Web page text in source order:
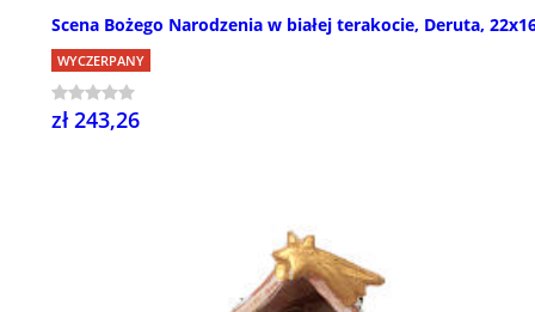
Scena Bożego Narodzenia w białej terakocie, Deruta,
WYCZERPANY
zł 243,26